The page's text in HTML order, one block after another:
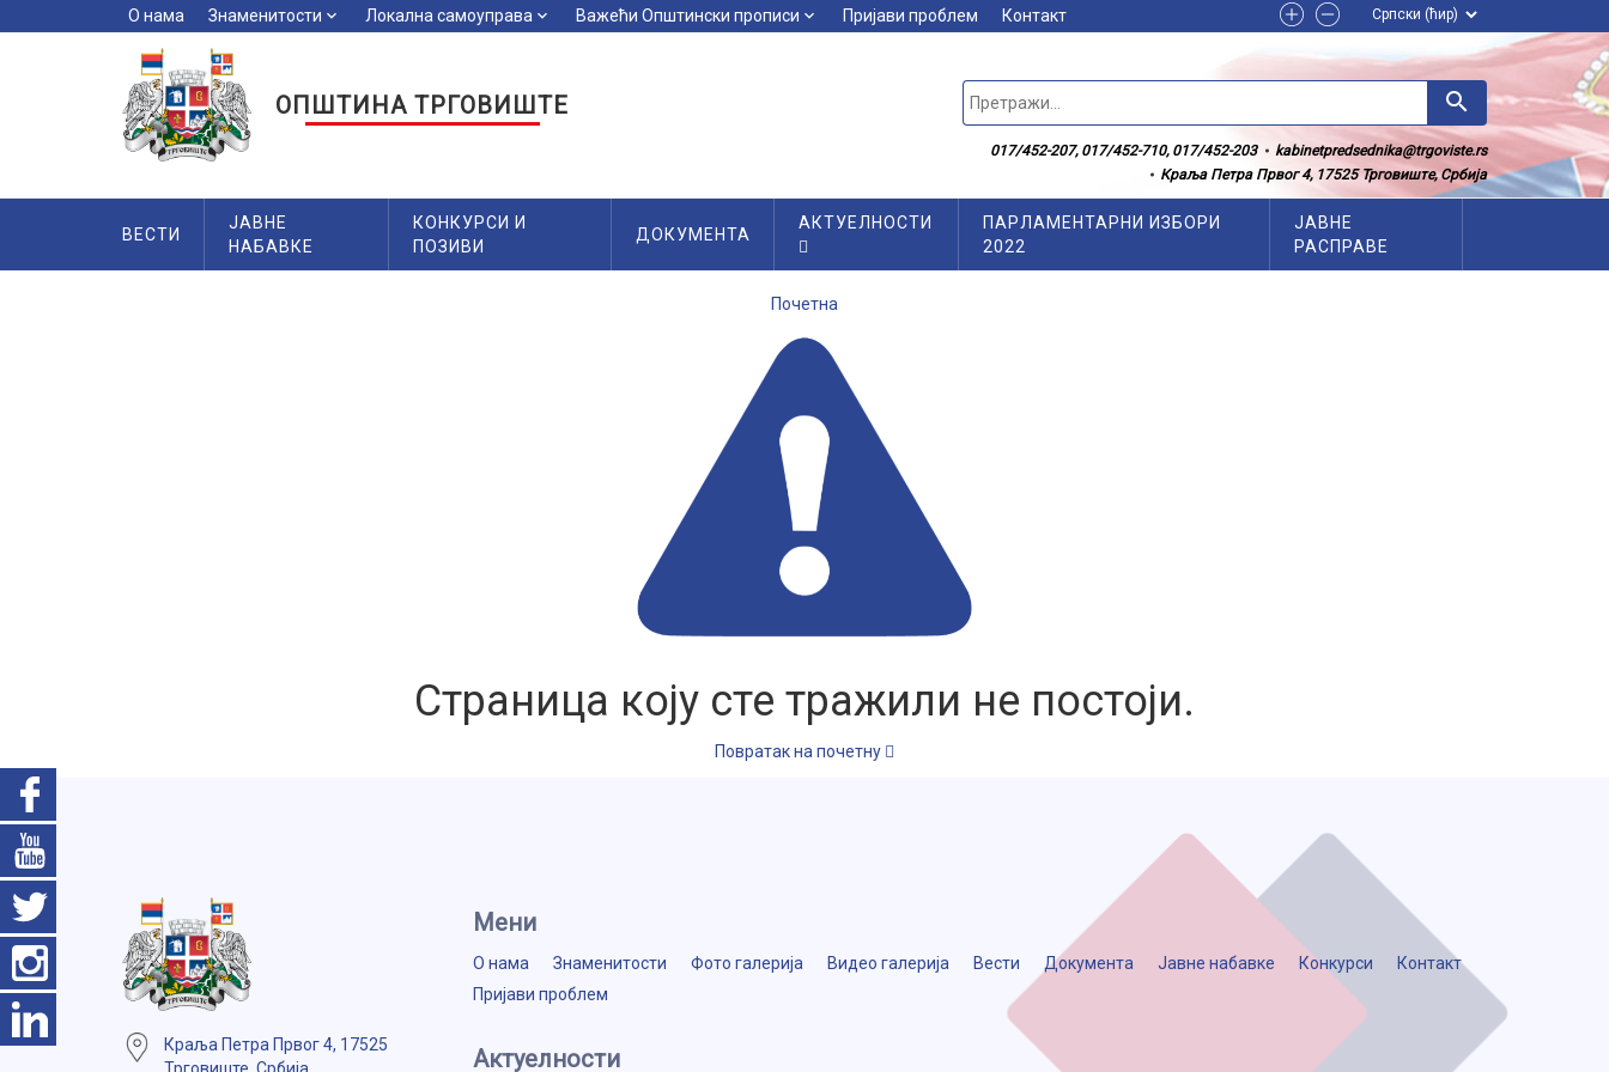
О нама Знаменитости keyboard_arrow_down Локална самоуправа keyboard_arrow_down Важећи Општински прописи keyboard_arrow_down Пријави проблем Контакт
ОПШТИНА ТРГОВИШТЕ search
017/452-207, 017/452-710, 017/452-203
kabinetpredsednika@trgoviste.rs
Краља Петра Првог 4, 17525 Трговиште, Србија
ВЕСТИ
ЈАВНЕ
НАБАВКЕ
КОНКУРСИ И
ПОЗИВИ
ДОКУМЕНТА
АКТУЕЛНОСТИ
ПАРЛАМЕНТАРНИ ИЗБОРИ
2022
ЈАВНЕ
РАСПРАВЕ
Почетна
Страница коју сте тражили не постоји.
Повратак на почетну
Краља Петра Првог 4, 17525
Мени
О нама Знаменитости Фото галерија Видео галерија Вести Документа Јавне набавке Конкурси
Контакт
Пријави проблем
Aктуелности